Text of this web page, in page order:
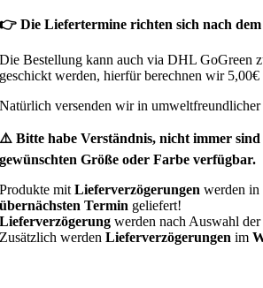
👉 Die Liefertermine richten sich nach dem
Die Bestellung kann auch via DHL GoGreen
geschickt werden, hierfür berechnen wir 5,00€
Natürlich versenden wir in umweltfreundlicher
⚠️ Bitte habe Verständnis, nicht immer
gewünschten Größe oder Farbe verfügbar.
Produkte mitLieferverzögerungen werden in
übernächsten Termin geliefert!
Lieferverzögerung werden nach Auswahl
Zusätzlich werdenLieferverzögerungen im